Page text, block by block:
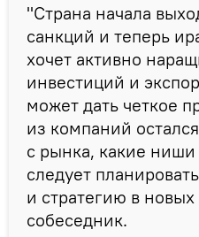
"Страна начала
санкций и теперь
хочет активно
инвестиций и
может дать четкое
из компаний
с рынка, какие ниши
следует
и стратегию в
собеседник.